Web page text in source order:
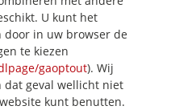
U kunt het
door in uw browser de
te kiezen
gaoptout). Wij
geval wellicht niet
kunt benutten.